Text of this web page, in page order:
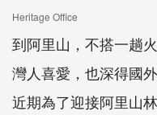
Heritage Office
到阿里山，不搭一趟
灣人喜愛，也深得國
近期為了迎接阿里山